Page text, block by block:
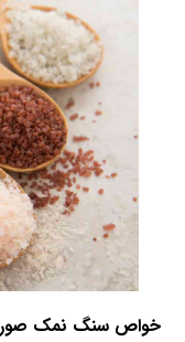
خواص سنگ نمک